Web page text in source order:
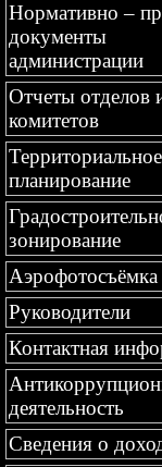
Нормативно –
документы
администрации
Отчеты отделов
комитетов
Территориальное
планирование
зонирование
Аэрофотосъёмка
Руководители
Контактная
деятельность
Сведения о